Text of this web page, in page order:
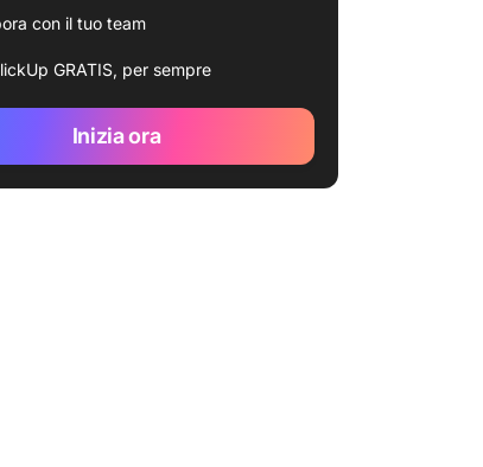
con il tuo team
GRATIS, per sempre
Inizia ora